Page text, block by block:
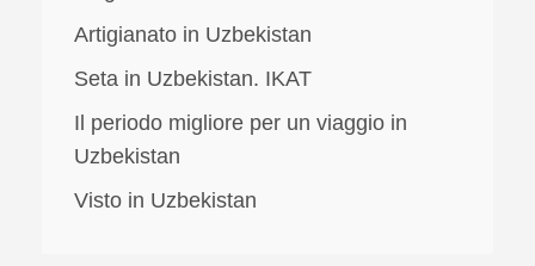
Artigianato in Uzbekistan
Seta in Uzbekistan. IKAT
Il periodo migliore per un viaggio in
Uzbekistan
Visto in Uzbekistan